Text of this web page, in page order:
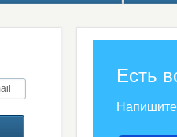
Есть